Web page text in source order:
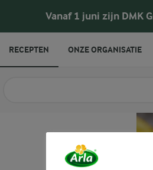
Vanaf 1 juni zijn DMK
RECEPTEN ONZE ORGANISATIE